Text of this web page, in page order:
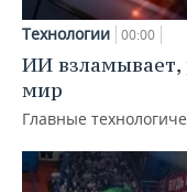
Технологии 00:00
ИИ взламывает,
мир
Главные